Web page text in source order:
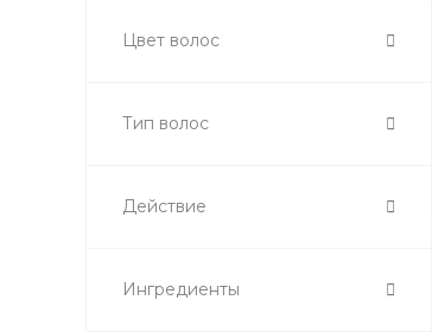
Цвет волос
Тип волос
Действие
Ингредиенты